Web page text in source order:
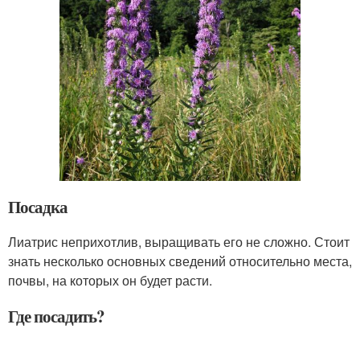
Посадка
Лиатрис неприхотлив, выращивать его не сложно. Стоит
знать несколько основных сведений относительно места,
почвы, на которых он будет расти.
Где посадить?